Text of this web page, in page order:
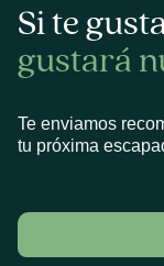
Si te
gustará
Te enviamos
tu próxima